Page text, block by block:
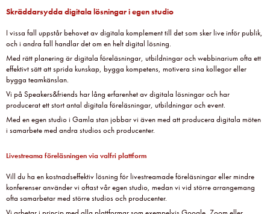
Skräddarsydda digitala lösningar i egen studio
I vissa fall uppstår behovet av digitala komplement till det som sker live inför publik,
och i andra fall handlar det om en helt digital lösning.
Med rätt planering är digitala föreläsningar, utbildningar och webbinarium ofta ett
effektivt sätt att sprida kunskap, bygga kompetens, motivera sina kollegor eller
bygga teamkänslan.
Vi på Speakers&friends har lång erfarenhet av digitala lösningar och har
producerat ett stort antal digitala föreläsningar, utbildningar och event.
Med en egen studio i Gamla stan jobbar vi även med att producera digitala möten
i samarbete med andra studios och producenter.
Livestreama föreläsningen via valfri plattform
Vill du ha en kostnadseffektiv lösning för livestreamade föreläsningar eller mindre
konferenser använder vi oftast vår egen studio, medan vi vid större arrangemang
ofta samarbetar med större studios och producenter.